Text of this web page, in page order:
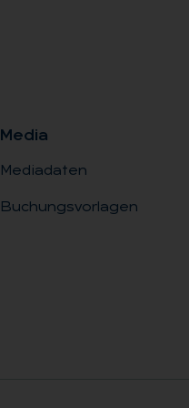
Me­dia
Mediadaten
Buchungsvorlagen